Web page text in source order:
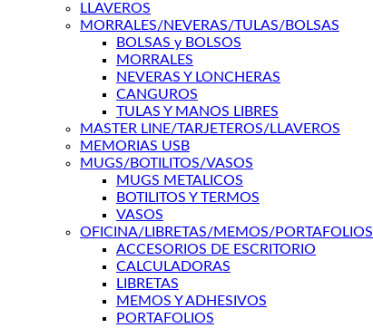
LLAVEROS
MORRALES/NEVERAS/TULAS/BOLSAS
BOLSAS y BOLSOS
MORRALES
NEVERAS Y LONCHERAS
CANGUROS
TULAS Y MANOS LIBRES
MASTER LINE/TARJETEROS/LLAVEROS
MEMORIAS USB
MUGS/BOTILITOS/VASOS
MUGS METALICOS
BOTILITOS Y TERMOS
VASOS
OFICINA/LIBRETAS/MEMOS/PORTAFOLIOS
ACCESORIOS DE ESCRITORIO
CALCULADORAS
LIBRETAS
MEMOS Y ADHESIVOS
PORTAFOLIOS